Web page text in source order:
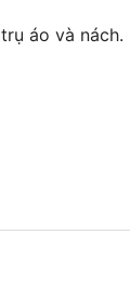
áo và nách.